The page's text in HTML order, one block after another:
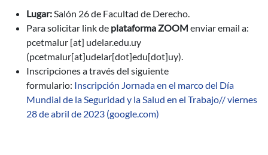
Lugar:Salón 26 de Facultad de Derecho.
Para solicitar link de plataforma ZOOM enviar email a:
pcetmalur [at] udelar.edu.uy
(pcetmalur[at]udelar[dot]edu[dot]uy).
Inscripciones a través del siguiente
formulario: Inscripción Jornada en el marco del Día
Mundial de la Seguridad y la Salud en el Trabajo// viernes
28 de abril de 2023 (google.com)